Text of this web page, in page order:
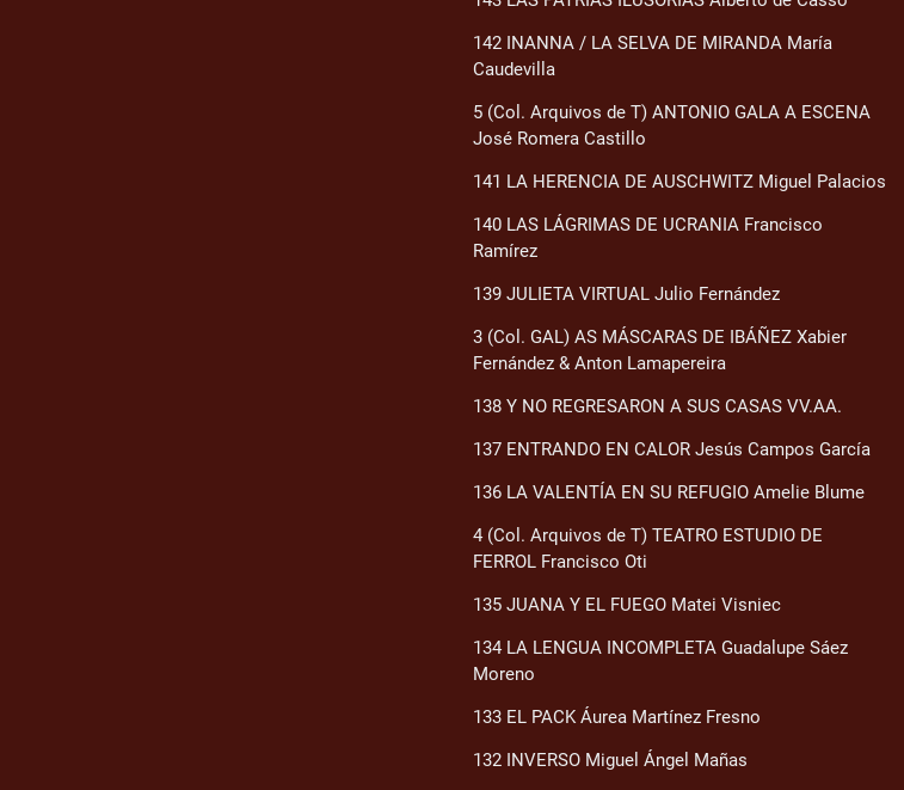
142 INANNA / LA SELVA DE MIRANDA María
Caudevilla
5 (Col. Arquivos de T) ANTONIO GALA A ESCENA
José Romera Castillo
141 LA HERENCIA DE AUSCHWITZ Miguel Palacios
140 LAS LÁGRIMAS DE UCRANIA Francisco
Ramírez
139 JULIETA VIRTUAL Julio Fernández
3 (Col. GAL) AS MÁSCARAS DE IBÁÑEZ Xabier
Fernández & Anton Lamapereira
138 Y NO REGRESARON A SUS CASAS VV.AA.
137 ENTRANDO EN CALOR Jesús Campos García
136 LA VALENTÍA EN SU REFUGIO Amelie Blume
4 (Col. Arquivos de T) TEATRO ESTUDIO DE
FERROL Francisco Oti
135 JUANA Y EL FUEGO Matei Visniec
134 LA LENGUA INCOMPLETA Guadalupe Sáez
Moreno
133 EL PACK Áurea Martínez Fresno
132 INVERSO Miguel Ángel Mañas